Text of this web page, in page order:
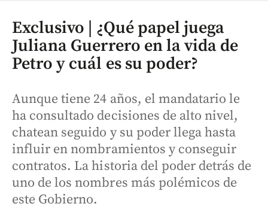
Exclusivo | ¿Qué papel juega
Juliana Guerrero en la vida de
Petro y cuál es su poder?
Aunque tiene 24 años, el mandatario le
ha consultado decisiones de alto nivel,
chatean seguido y su poder llega hasta
influir en nombramientos y conseguir
contratos. La historia del poder detrás de
uno de los nombres más polémicos de
este Gobierno.